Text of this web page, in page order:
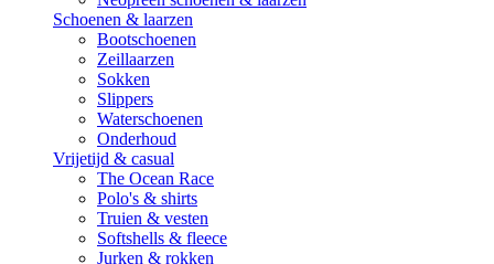
Schoenen & laarzen
Bootschoenen
Zeillaarzen
Sokken
Slippers
Waterschoenen
Onderhoud
Vrijetijd & casual
The Ocean Race
Polo's & shirts
Truien & vesten
Softshells & fleece
Jurken & rokken